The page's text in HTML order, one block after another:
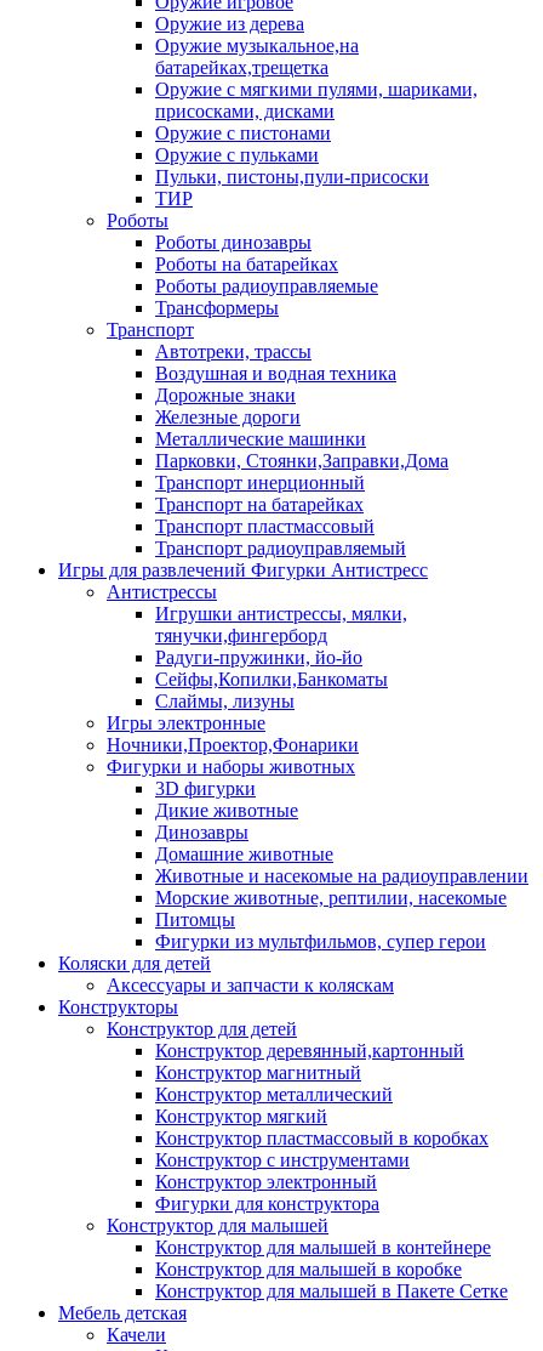
Оружие из дерева
Оружие музыкальное,на
батарейках,трещетка
Оружие с мягкими пулями, шариками,
присосками, дисками
Оружие с пистонами
Оружие с пульками
Пульки, пистоны,пули-присоски
ТИР
Роботы
Роботы динозавры
Роботы на батарейках
Роботы радиоуправляемые
Трансформеры
Транспорт
Автотреки, трассы
Воздушная и водная техника
Дорожные знаки
Железные дороги
Металлические машинки
Парковки, Стоянки,Заправки,Дома
Транспорт инерционный
Транспорт на батарейках
Транспорт пластмассовый
Транспорт радиоуправляемый
Игры для развлечений Фигурки Антистресс
Антистрессы
Игрушки антистрессы, мялки,
тянучки,фингерборд
Радуги-пружинки, йо-йо
Сейфы,Копилки,Банкоматы
Слаймы, лизуны
Игры электронные
Ночники,Проектор,Фонарики
Фигурки и наборы животных
3D фигурки
Дикие животные
Динозавры
Домашние животные
Животные и насекомые на радиоуправлении
Морские животные, рептилии, насекомые
Питомцы
Фигурки из мультфильмов, супер герои
Коляски для детей
Аксессуары и запчасти к коляскам
Конструкторы
Конструктор для детей
Конструктор деревянный,картонный
Конструктор магнитный
Конструктор металлический
Конструктор мягкий
Конструктор пластмассовый в коробках
Конструктор с инструментами
Конструктор электронный
Фигурки для конструктора
Конструктор для малышей
Конструктор для малышей в контейнере
Конструктор для малышей в коробке
Конструктор для малышей в Пакете Сетке
Мебель детская
Качели